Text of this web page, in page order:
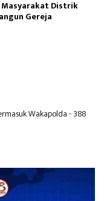
Masyarakat Distrik
Gereja
Wakapolda- 388